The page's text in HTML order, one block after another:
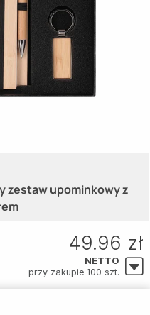
zestaw upominkowy z
49.96 zł
NETTO
przy zakupie 100 szt.